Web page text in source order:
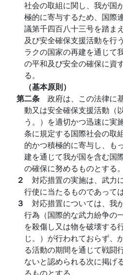
社会の取組に関し、我が国
極的に寄与するため、国際
議第千四百八十三号を踏ま
及び安全確保支援活動を行
ラクの国家の再建を通じて
の平和及び安全の確保に資
る。
（基本原則）
第二条 政府は、この法律に
動又は安全確保支援活動（
う。）を適切かつ迅速に実
条に規定する国際社会の取
的かつ積極的に寄与し、も
建を通じて我が国を含む国
の確保に努めるものとする。
２ 対応措置の実施は、武力
行使に当たるものであって
３ 対応措置については、我
行為（国際的な武力紛争の
を殺傷し又は物を破壊する
じ。）が行われておらず、
る活動の期間を通じて戦闘
ないと認められる次に掲げ